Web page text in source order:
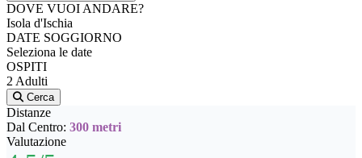
DOVE VUOI ANDARE?
Isola d'Ischia
DATE SOGGIORNO
Seleziona le date
OSPITI
2 Adulti
Cerca
Distanze
Dal Centro: 300 metri
Valutazione